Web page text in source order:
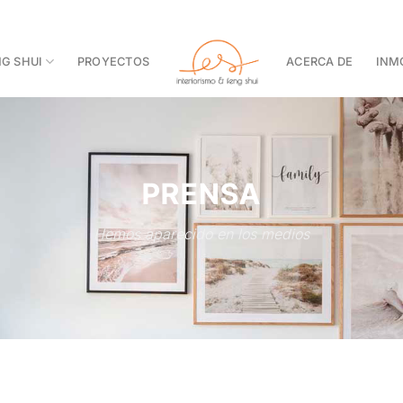
SHUI PROYECTOS ACERCA DE
PRENSA
Hemos aparecido en los medios